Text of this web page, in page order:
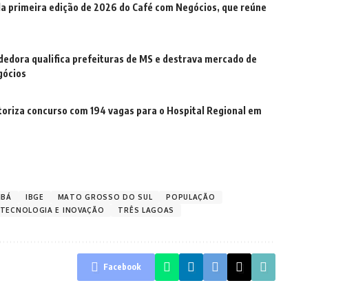
edição de 2026 do Café com Negócios, que reúne
qualifica prefeituras de MS e destrava mercado de
concurso com 194 vagas para o Hospital Regional em
IBGE MATO GROSSO DO SUL
POPULAÇÃO
TECNOLOGIA E INOVAÇÃO TRÊS LAGOAS
Facebook